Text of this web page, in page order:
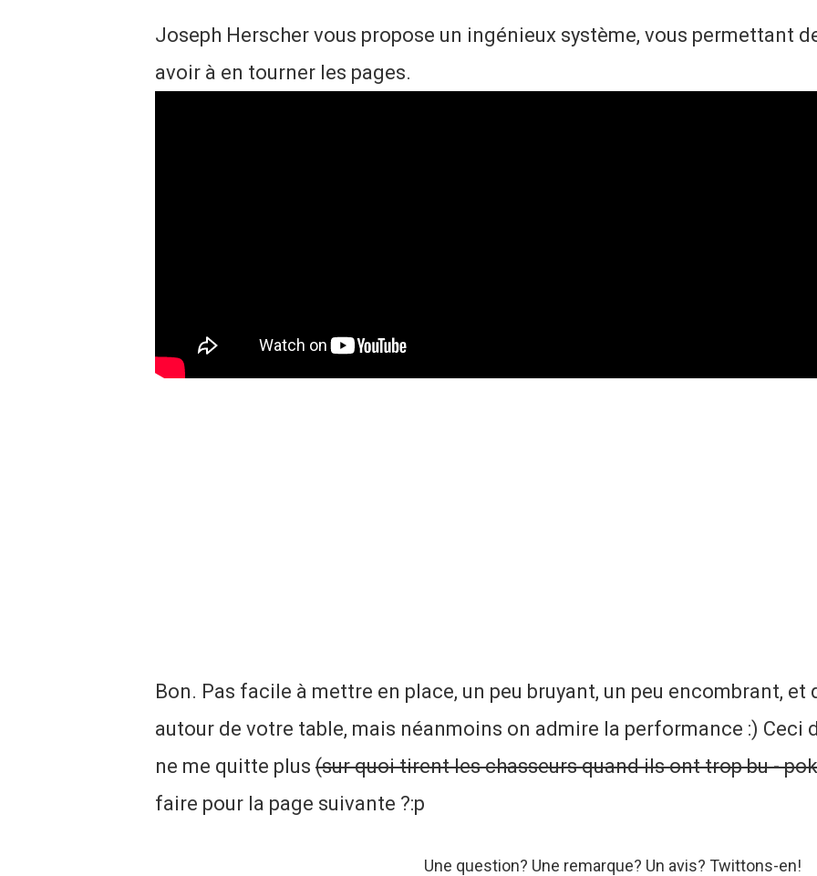
Joseph Herscher vous propose un ingénieux système, vous permettant
avoir à en tourner les pages.
Bon. Pas facile à mettre en place, un peu bruyant, un peu encombrant,
autour de votre table, mais néanmoins on admire la performance :) Ceci
ne me quitte plus (sur quoi tirent les chasseurs quand ils ont trop bu -
faire pour la page suivante ?:p
Une question? Une remarque? Un avis? Twittons-en!